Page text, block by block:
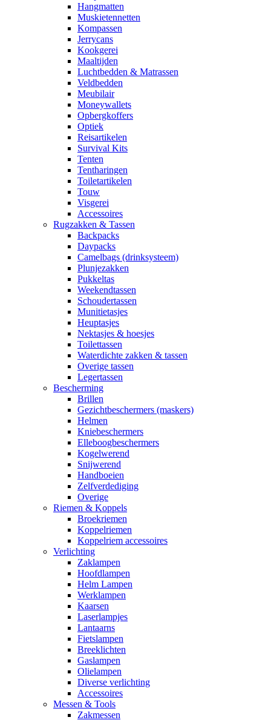
Hangmatten
Muskietennetten
Kompassen
Jerrycans
Kookgerei
Maaltijden
Luchtbedden & Matrassen
Veldbedden
Meubilair
Moneywallets
Opbergkoffers
Optiek
Reisartikelen
Survival Kits
Tenten
Tentharingen
Toiletartikelen
Touw
Visgerei
Accessoires
Rugzakken & Tassen
Backpacks
Daypacks
Camelbags (drinksysteem)
Plunjezakken
Pukkeltas
Weekendtassen
Schoudertassen
Munitietasjes
Heuptasjes
Nektasjes & hoesjes
Toilettassen
Waterdichte zakken & tassen
Overige tassen
Legertassen
Bescherming
Brillen
Gezichtbeschermers (maskers)
Helmen
Kniebeschermers
Elleboogbeschermers
Kogelwerend
Snijwerend
Handboeien
Zelfverdediging
Overige
Riemen & Koppels
Broekriemen
Koppelriemen
Koppelriem accessoires
Verlichting
Zaklampen
Hoofdlampen
Helm Lampen
Werklampen
Kaarsen
Laserlampjes
Lantaarns
Fietslampen
Breeklichten
Gaslampen
Olielampen
Diverse verlichting
Accessoires
Messen & Tools
Zakmessen